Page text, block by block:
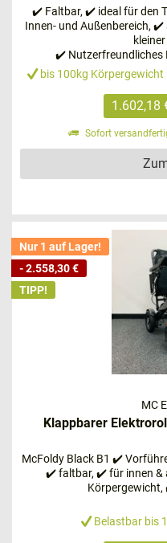
Rückenlehne individuell
INVACARE Bora kann
somit problemlos
Faltbar &
Ihren Reisen
Sie möchten auf Reisen
Dann ist der
Er eignet sich optimal als
einfach über den
links als auch
Der PREMIOMOBIL
Außenbereich
und eine Vielzahl an
wird auf Qualität gesetzt.
✔️ Faltbar, ✔️ ideal für den
Innen- und Außenbereich,
✔️ Nutzerfreundliches
bis 100kg Körpergewicht
1.602,18
Sofort
Nur 1 auf Lager!
- 2.558,30 €
TIPP!
MC
Klappbarer
McFoldy Black B1 ✔️
✔️ faltbar, ✔️ für innen &
Körpergewicht,
Belastbar bis